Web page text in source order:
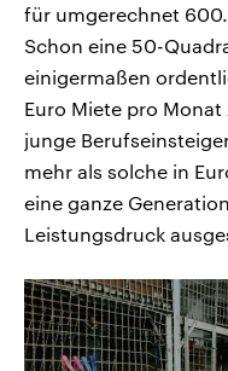
für umgerechnet
Schon eine 50-
einigermaßen
Euro Miete pro
junge
mehr als solche in
eine ganze
Leistungsdruck